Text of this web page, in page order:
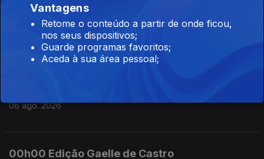
08h00 Ediçao Germano Campos
06 ago. 2026
06 ago. 2026
00h00 Edição Gaelle de Castro
Vantagens
Retome o conteúdo a partir de onde ficou,
nos seus dispositivos;
Guarde programas favoritos;
Aceda à sua área pessoal;